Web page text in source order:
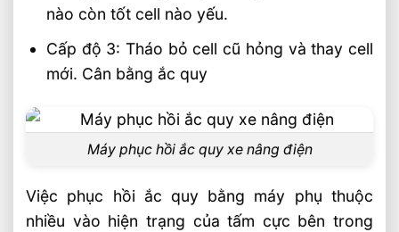
nào còn tốt cell nào yếu.
Cấp độ 3: Tháo bỏ cell cũ hỏng và thay cell
mới. Cân bằng ắc quy
Máy phục hồi ắc quy xe nâng điện
Việc phục hồi ắc quy bằng máy phụ thuộc
nhiều vào hiện trạng của tấm cực bên trong